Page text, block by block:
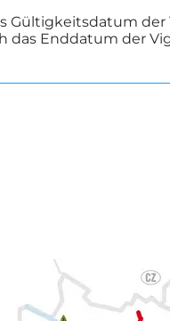
Gültigkeitsdatum
das Enddatum der